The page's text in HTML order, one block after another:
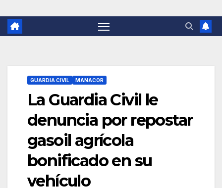
GUARDIA CIVIL MANACOR
La Guardia Civil le
denuncia por repostar
gasoil agrícola
bonificado en su
vehículo